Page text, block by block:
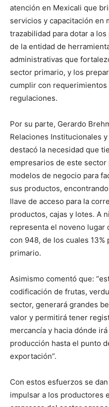
atención en Mexicali que
servicios y capacitación en
trazabilidad para dotar a
de la entidad de
administrativas que
sector primario, y los
cumplir con
regulaciones.
Por su parte, Gerardo
Relaciones Institucionales
destacó la necesidad que
empresarios de este
modelos de negocio para
sus productos,
llave de acceso para la
productos, cajas y lotes. A
representa el noveno lugar
con 948, de los cuales
primario.
Asimismo comentó que:
codificación de frutas,
sector, generará grandes
valor y permitirá tener
mercancía y hacia dónde
producción hasta el punto
exportación”.
Con estos esfuerzos se
impulsar a los productores